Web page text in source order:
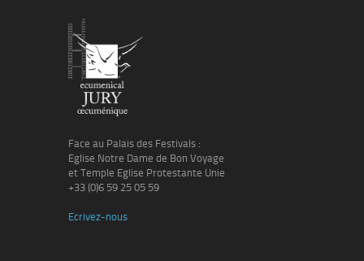
Face au Palais des Festivals :
Eglise Notre Dame de Bon Voyage
et Temple Eglise Protestante Unie
+33 (0)6 59 25 05 59
Ecrivez-nous